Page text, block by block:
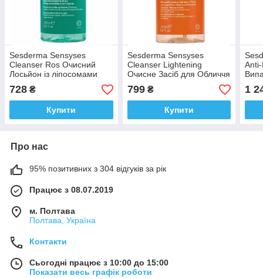
Sesderma Sensyses
Cleanser Ros Очисний
Лосьйон із ліпосомами
Для Чутливої Кіжі 200 мл
Доставка з ЄС
728 ₴
Купити
Sesderma Sensyses
Cleanser Lightening
Очисне Засіб для Обличчя
799₴
Купити
1
Про нас
95% позитивних з 304 відгуків за рік
Працює з 08.07.2019
м. Полтава
Полтава, Україна
Контакти
Сьогодні працює з 10:00 до 15:00
Показати весь графік роботи